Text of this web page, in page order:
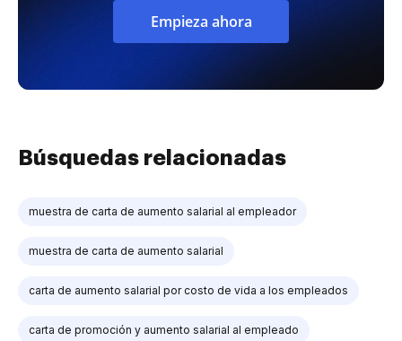
Empieza ahora
Búsquedas relacionadas
muestra de carta de aumento salarial al empleador
muestra de carta de aumento salarial
carta de aumento salarial por costo de vida a los empleados
carta de promoción y aumento salarial al empleado